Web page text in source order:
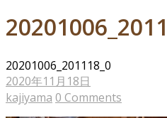
20201006_201118_0
2020年11月18日
kajiyama 0 Comments